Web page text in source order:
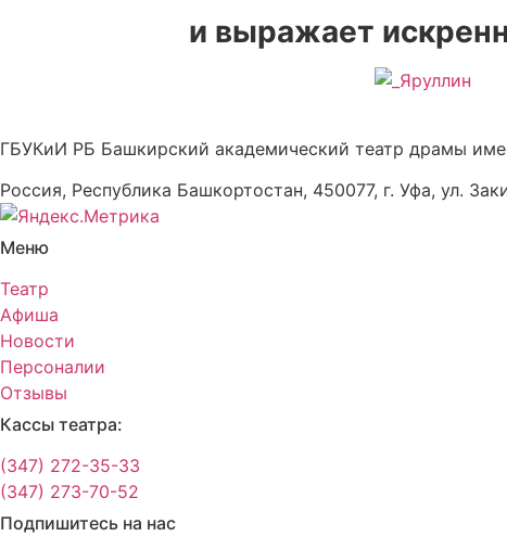
и выражает
ГБУКиИ РБ Башкирский академический театр драмы
Россия, Республика Башкортостан, 450077, г. Уфа, ул.
Меню
Театр
Афиша
Новости
Персоналии
Отзывы
Кассы театра:
(347) 272-35-33
(347) 273-70-52
Подпишитесь на нас